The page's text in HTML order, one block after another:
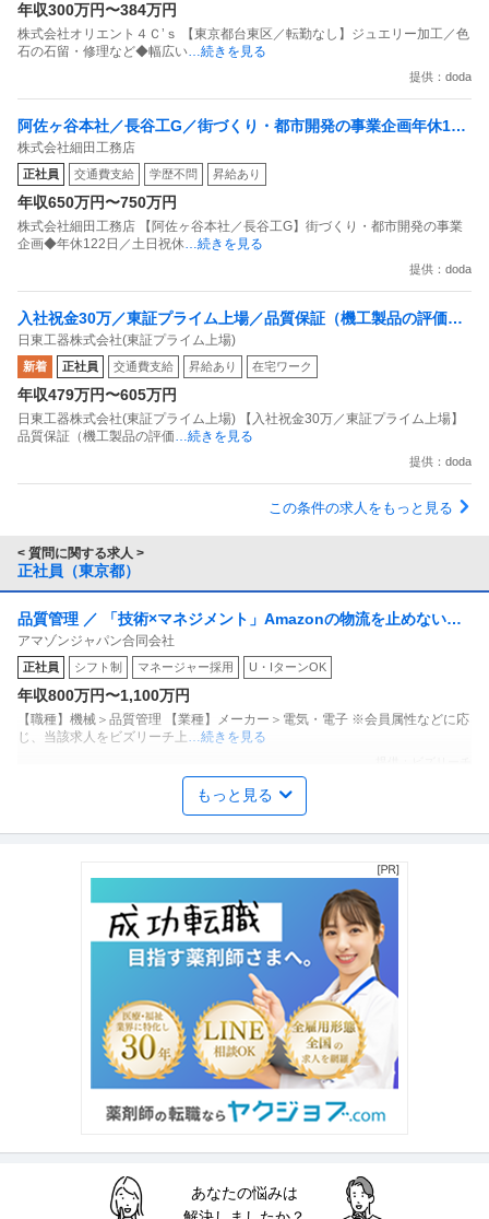
年収300万円〜384万円
株式会社オリエント４Ｃ’ｓ 【東京都台東区／転勤なし】ジュエリー加工／色
石の石留・修理など◆幅広い…続きを見る
提供：doda
阿佐ヶ谷本社／長谷工G／街づくり・都市開発の事業企画年休122
日／土日祝休／転勤なし
株式会社細田工務店
正社員 交通費支給 学歴不問 昇給あり
年収650万円〜750万円
株式会社細田工務店 【阿佐ヶ谷本社／長谷工G】街づくり・都市開発の事業
企画◆年休122日／土日祝休…続きを見る
提供：doda
入社祝金30万／東証プライム上場／品質保証（機工製品の評価試
験／製造・測定機器管理など）
日東工器株式会社(東証プライム上場)
新着 正社員 交通費支給 昇給あり 在宅ワーク
年収479万円〜605万円
日東工器株式会社(東証プライム上場) 【入社祝金30万／東証プライム上場】
品質保証（機工製品の評価…続きを見る
提供：doda
この条件の求人をもっと見る
< 質問に関する求人 >
正社員（東京都）
品質管理 ／ 「技術×マネジメント」Amazonの物流を止めない／
その技術と誇りを武器に顧客に貢献する／物流設備メンテナンス
エリアマネージャー（Site Maintenance Area Manager）
アマゾンジャパン合同会社
正社員 シフト制 マネージャー採用 U・IターンOK
年収800万円〜1,100万円
【職種】機械＞品質管理 【業種】メーカー＞電気・電子 ※会員属性などに応
じ、当該求人をビズリーチ上 …続きを見る
有限会社石田電機
仕事内容：・会社運営に必要な総務全般。 ・色んな案件の公共工事の書類作
成などの建設関係などの一般事 …続きを見る
提供：有限会社石田電機
カスタマーサポート
株式会社システム・ワークス
未経験OK 交通費支給 昇給あり
月給28万円〜60万円
公益法人会計システムに強い会社/業界未経験者歓迎/カスタマーサポート/IT知
見を身につけたい方/月…続きを見る
4tドライバー(建材配送)
もっと見る
あなたの悩みは